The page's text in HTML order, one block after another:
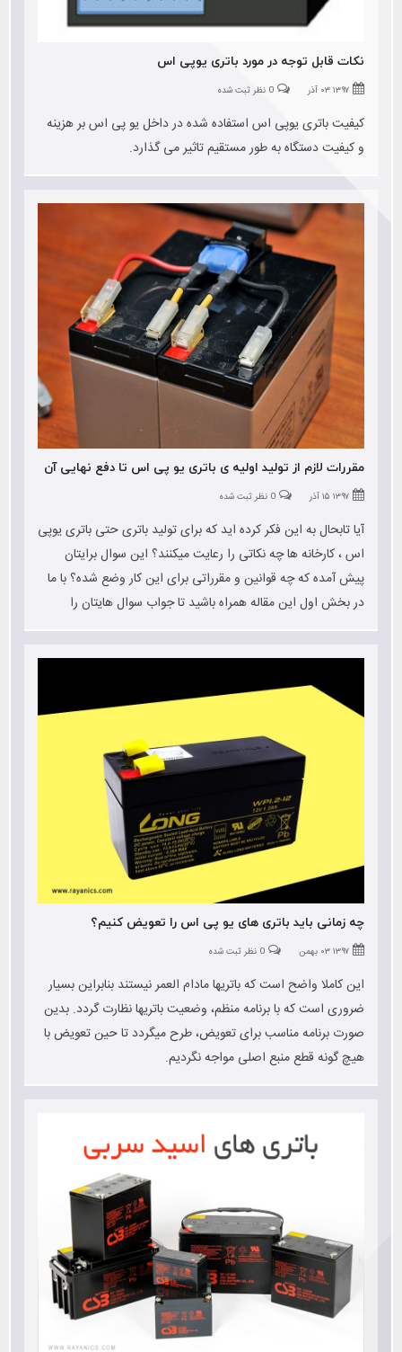
نکات قابل توجه در مورد باتری یوپی اس
۱۳۹۷ ۰۳ آذر 0 نظر ثبت شده
کیفیت باتری یوپی اس استفاده شده در داخل یو پی اس بر هزینه
و کیفیت دستگاه به طور مستقیم تاثیر می گذارد.
مقررات لازم از تولید اولیه ی باتری یو پی اس تا دفع نهایی آن
۱۳۹۷ ۱۵ آذر 0 نظر ثبت شده
آیا تابحال به این فکر کرده اید که برای تولید باتری حتی باتری یوپی
اس ، کارخانه ها چه نکاتی را رعایت میکنند؟ این سوال برایتان
پیش آمده که چه قوانین و مقرراتی برای این کار وضع شده؟ با ما
در بخش اول این مقاله همراه باشید تا جواب سوال هایتان را
بدهیم.
چه زمانی باید باتری های یو پی اس را تعویض کنیم؟
۱۳۹۷ ۰۳ بهمن 0 نظر ثبت شده
این کاملا واضح است که باتریها مادام العمر نیستند بنابراین بسیار
ضروری است که با برنامه منظم، وضعیت باتریها نظارت گردد. بدین
صورت برنامه مناسب برای تعویض، طرح میگردد تا حین تعویض با
هیچ گونه قطع منبع اصلی مواجه نگردیم.